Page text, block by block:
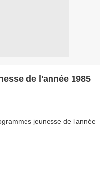
de l'année 1985